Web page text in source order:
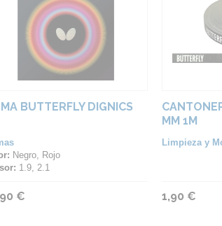
BUTTERFLY DIGNICS
Negro, Rojo
1.9, 2.1
€
MM 1M
Limpieza y
1,90 €